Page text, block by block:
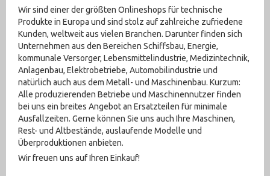
Pneumatik (1764)
Pumpen (1006)
Recycling (1)
Schweißtechnik (210)
sonstige Maschinen (71)
Sonstiges (2376)
Textilbearbeitung (10)
Wir sind einer der größten Onlineshops für technische
Produkte in Europa und sind stolz auf zahlreiche zufriedene
Kunden, weltweit aus vielen Branchen. Darunter finden sich
Unternehmen aus den Bereichen Schiffsbau, Energie,
kommunale Versorger, Lebensmittelindustrie, Medizintechnik,
Anlagenbau, Elektrobetriebe, Automobilindustrie und
natürlich auch aus dem Metall- und Maschinenbau. Kurzum:
Alle produzierenden Betriebe und Maschinennutzer finden
bei uns ein breites Angebot an Ersatzteilen für minimale
Ausfallzeiten. Gerne können Sie uns auch Ihre Maschinen,
Rest- und Altbestände, auslaufende Modelle und
Überproduktionen anbieten.
Wir freuen uns auf Ihren Einkauf!